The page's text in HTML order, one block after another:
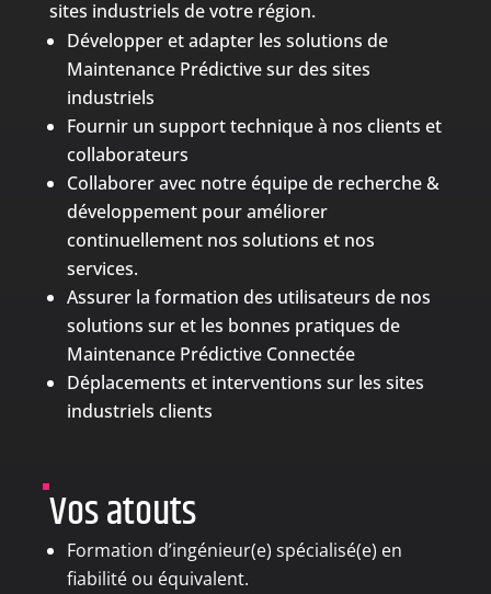
sites industriels de votre région.
Développer et adapter les solutions de
Maintenance Prédictive sur des sites
industriels
Fournir un support technique à nos clients et
collaborateurs
Collaborer avec notre équipe de recherche &
développement pour améliorer
continuellement nos solutions et nos
services.
Assurer la formation des utilisateurs de nos
solutions sur et les bonnes pratiques de
Maintenance Prédictive Connectée
Déplacements et interventions sur les sites
industriels clients
Vos atouts
Formation d’ingénieur(e) spécialisé(e) en
fiabilité ou équivalent.